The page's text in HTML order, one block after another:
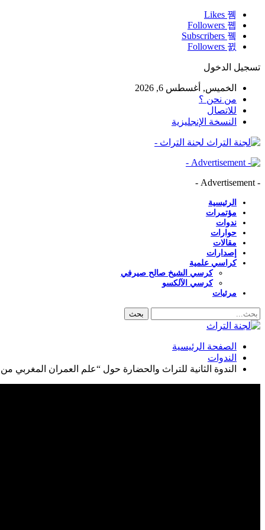
تسجيل الدخول
الخميس, أغسطس 6, 2026
من نحن ؟
للاتصال
النسخة الإنجليزية
لجنة التراث -
- Advertisement -
الرئيسية
مؤتمرات
ندوات
حوارات
مقالات
إصدارات
كراسي علمية
كرسي الشيخ صالح صيرفي
كرسي الآلكسو
مرئيات
الصفحة الرئيسية
الندوات
الندوة الثانية للتراث والحضارة حول “علم العمران المغربي